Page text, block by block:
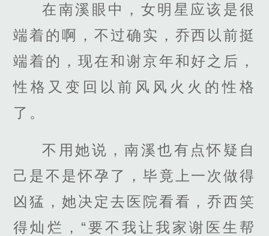
在南溪眼中，女明星应该是很
端着的啊，不过确实，乔西以前挺
端着的，现在和谢京年和好之后，
性格又变回以前风风火火的性格
了。
不用她说，南溪也有点怀疑自
己是不是怀孕了，毕竟上一次做得
凶猛，她决定去医院看看，乔西笑
得灿烂，“要不我让我家谢医生帮